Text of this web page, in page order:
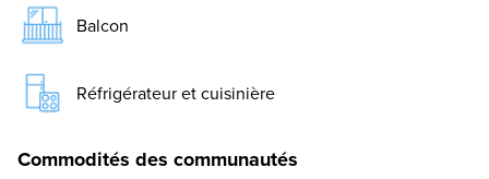
Balcon
Réfrigérateur et cuisinière
Commodités des communautés